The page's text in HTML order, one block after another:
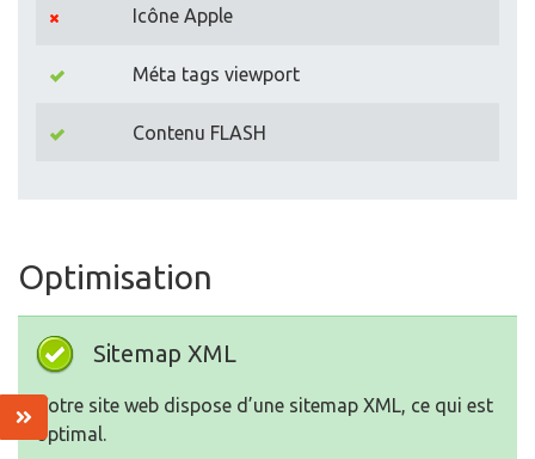
Icône Apple
Méta tags viewport
Contenu FLASH
Optimisation
Sitemap XML
Votre site web dispose d’une sitemap XML, ce qui est
optimal.